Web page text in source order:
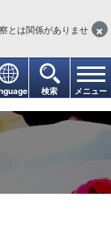
検索 メニュー
とは関係がありませ
×